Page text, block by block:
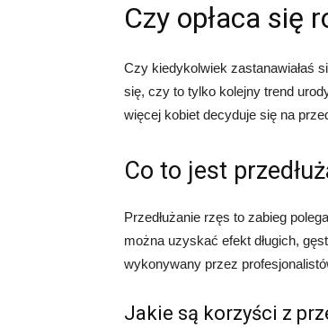
Czy opłaca się
Czy kiedykolwiek zastanawiałaś
się, czy to tylko kolejny trend
więcej kobiet decyduje się na
Co to jest
Przedłużanie rzęs to zabieg
można uzyskać efekt długich,
wykonywany przez
Jakie są korzyści z